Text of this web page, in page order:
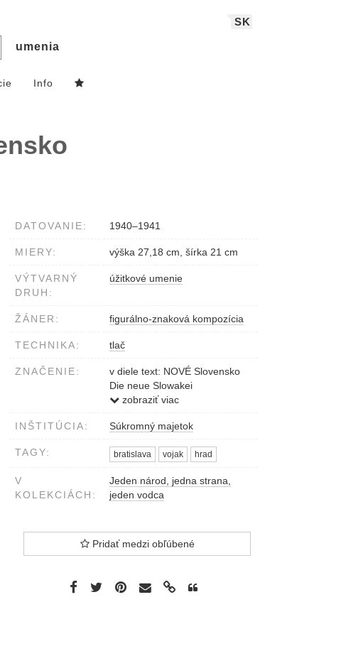
SK
umenia
Info
DATOVANIE: 1940–1941
MIERY: výška 27,18 cm, šírka 21 cm
VÝTVARNÝ
DRUH:
úžitkové umenie
ŽÁNER: figurálno-znaková kompozícia
TECHNIKA: tlač
ZNAČENIE:
v diele text: NOVÉ Slovensko
Die neue Slowakei
Ročník / Jahrgang II.
zobraziť viac
INŠTITÚCIA: Súkromný majetok
TAGY: bratislava vojak hrad
V
KOLEKCIÁCH:
Jeden národ, jedna strana,
jeden vodca
Pridať medzi obľúbené